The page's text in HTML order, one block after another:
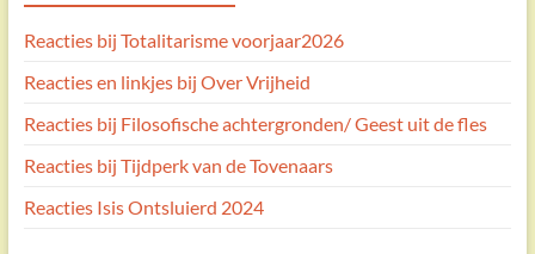
Reacties bij Totalitarisme voorjaar2026
Reacties en linkjes bij Over Vrijheid
Reacties bij Filosofische achtergronden/ Geest uit de fles
Reacties bij Tijdperk van de Tovenaars
Reacties Isis Ontsluierd 2024